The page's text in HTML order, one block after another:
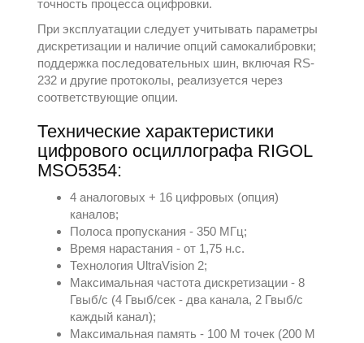
точность процесса оцифровки.
При эксплуатации следует учитывать параметры
дискретизации и наличие опций самокалибровки;
поддержка последовательных шин, включая RS-
232 и другие протоколы, реализуется через
соответствующие опции.
Технические характеристики
цифрового осциллографа RIGOL
MSO5354:
4 аналоговых + 16 цифровых (опция)
каналов;
Полоса пропускания - 350 МГц;
Время нарастания - от 1,75 н.с.
Технология UltraVision 2;
Максимальная частота дискретизации - 8
Гвыб/с (4 Гвыб/сек - два канала, 2 Гвыб/с
каждый канал);
Максимальная память - 100 М точек (200 М